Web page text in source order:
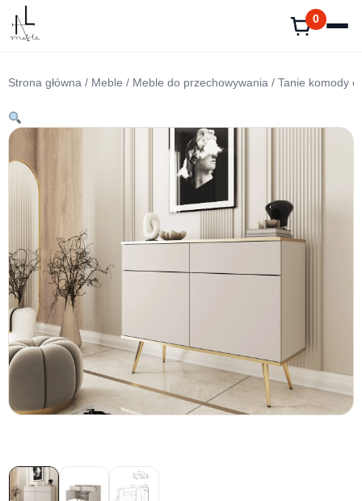
Przejdź
treści
0
Strona główna / Meble / Meble do przechowywania / Tanie komody